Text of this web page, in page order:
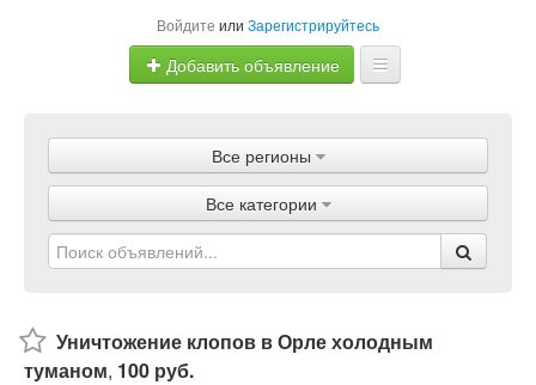
Войдите или Зарегистрируйтесь
Добавить объявление
Объявления
Магазины
Услуги
Все регионы
Все категории
Уничтожение клопов в Орле холодным
туманом, 100 руб.